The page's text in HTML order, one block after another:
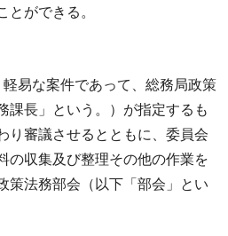
とができる。
易な案件であって、総務局政策
課長」という。）が指定するも
り審議させるとともに、委員会
の収集及び整理その他の作業を
策法務部会（以下「部会」とい